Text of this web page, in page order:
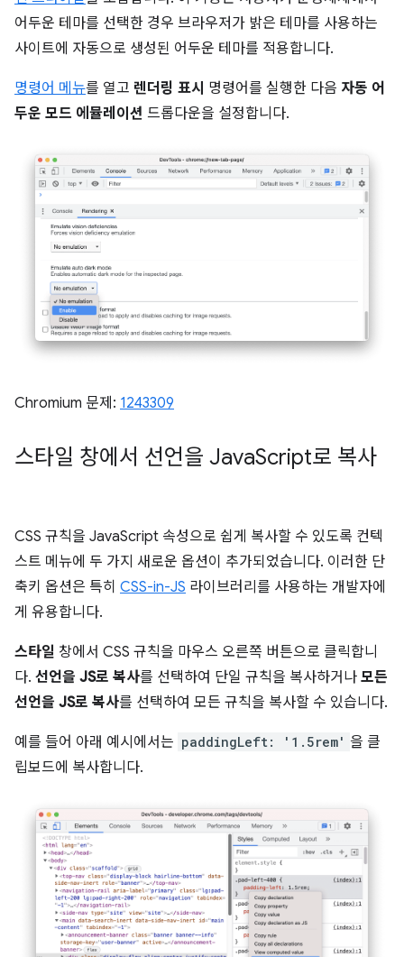
어두운 테마를 선택한 경우 브라우저가 밝은 테마를 사용하는
사이트에 자동으로 생성된 어두운 테마를 적용합니다.
명령어 메뉴를 열고 렌더링 표시 명령어를 실행한 다음 자동 어
두운 모드 에뮬레이션 드롭다운을 설정합니다.
Chromium 문제: 1243309
스타일 창에서 선언을 JavaScript로 복사
CSS 규칙을 JavaScript 속성으로 쉽게 복사할 수 있도록 컨텍
스트 메뉴에 두 가지 새로운 옵션이 추가되었습니다. 이러한 단
축키 옵션은 특히 CSS-in-JS 라이브러리를 사용하는 개발자에
게 유용합니다.
스타일 창에서 CSS 규칙을 마우스 오른쪽 버튼으로 클릭합니
다. 선언을 JS로 복사를 선택하여 단일 규칙을 복사하거나 모든
선언을 JS로 복사를 선택하여 모든 규칙을 복사할 수 있습니다.
예를 들어 아래 예시에서는 paddingLeft: '1.5rem' 을 클
립보드에 복사합니다.